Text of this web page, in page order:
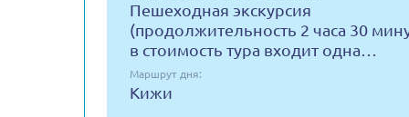
Пешеходная экскурсия
(продолжительность 2 часа 30
в стоимость тура входит одна…
Маршрут дня:
Кижи